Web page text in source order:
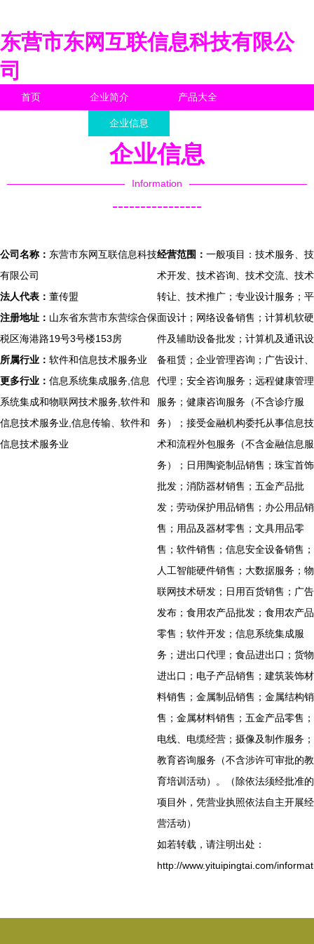
东营市东网互联信息科技有限公
司
首页 企业简介 产品大全
企业信息
企业信息
Information
----------------
公司名称： 东营市东网互联信息科技
有限公司
法人代表： 董传盟
注册地址： 山东省东营市东营综合保
税区海港路19号3号楼153房
所属行业： 软件和信息技术服务业
更多行业： 信息系统集成服务,信息
系统集成和物联网技术服务,软件和
信息技术服务业,信息传输、软件和
信息技术服务业
经营范围： 一般项目：技术服务、技
术开发、技术咨询、技术交流、技术
转让、技术推广；专业设计服务；平
面设计；网络设备销售；计算机软硬
件及辅助设备批发；计算机及通讯设
备租赁；企业管理咨询；广告设计、
代理；安全咨询服务；远程健康管理
服务；健康咨询服务（不含诊疗服
务）；接受金融机构委托从事信息技
术和流程外包服务（不含金融信息服
务）；日用陶瓷制品销售；珠宝首饰
批发；消防器材销售；五金产品批
发；劳动保护用品销售；办公用品销
售；用品及器材零售；文具用品零
售；软件销售；信息安全设备销售；
人工智能硬件销售；大数据服务；物
联网技术研发；日用百货销售；广告
发布；食用农产品批发；食用农产品
零售；软件开发；信息系统集成服
务；进出口代理；食品进出口；货物
进出口；电子产品销售；建筑装饰材
料销售；金属制品销售；金属结构销
售；金属材料销售；五金产品零售；
电线、电缆经营；摄像及制作服务；
教育咨询服务（不含涉许可审批的教
育培训活动）。（除依法须经批准的
项目外，凭营业执照依法自主开展经
营活动）
如若转载，请注明出处：
http://www.yituipingtai.com/